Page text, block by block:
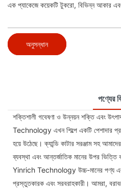
এক প্যাকেজে কয়েকটি টুকরো, বিভিন্ন আকার
অনুসন্ধান
পণ্যের
শক্তিশালী গবেষণা ও উন্নয়ন শক্তি এবং
Technology এখন শিল্পে একটি পেশাদার
হয়ে উঠেছে। ক্যান্ডি কাটার সরঞ্জাম সহ
ব্যবস্থা এবং আন্তর্জাতিক মানের উপর ভিত্তি
Yinrich Technology উচ্চ-মানের পণ্য
প্রস্তুতকারক এবং সরবরাহকারী। আমরা,